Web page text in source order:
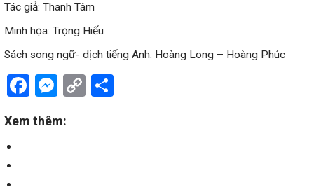
Tác giả: Thanh Tâm
Minh họa: Trọng Hiếu
Sách song ngữ- dịch tiếng Anh: Hoàng Long – Hoàng Phúc
Facebook
Messenger
Copy
Xem thêm: